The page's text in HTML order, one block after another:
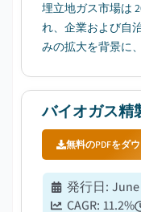
埋立地ガス市場は
れ、企業および自
みの拡大を背景に
バイオガス精
無料のPDFをダ
発行日:
CAGR: 11.2%